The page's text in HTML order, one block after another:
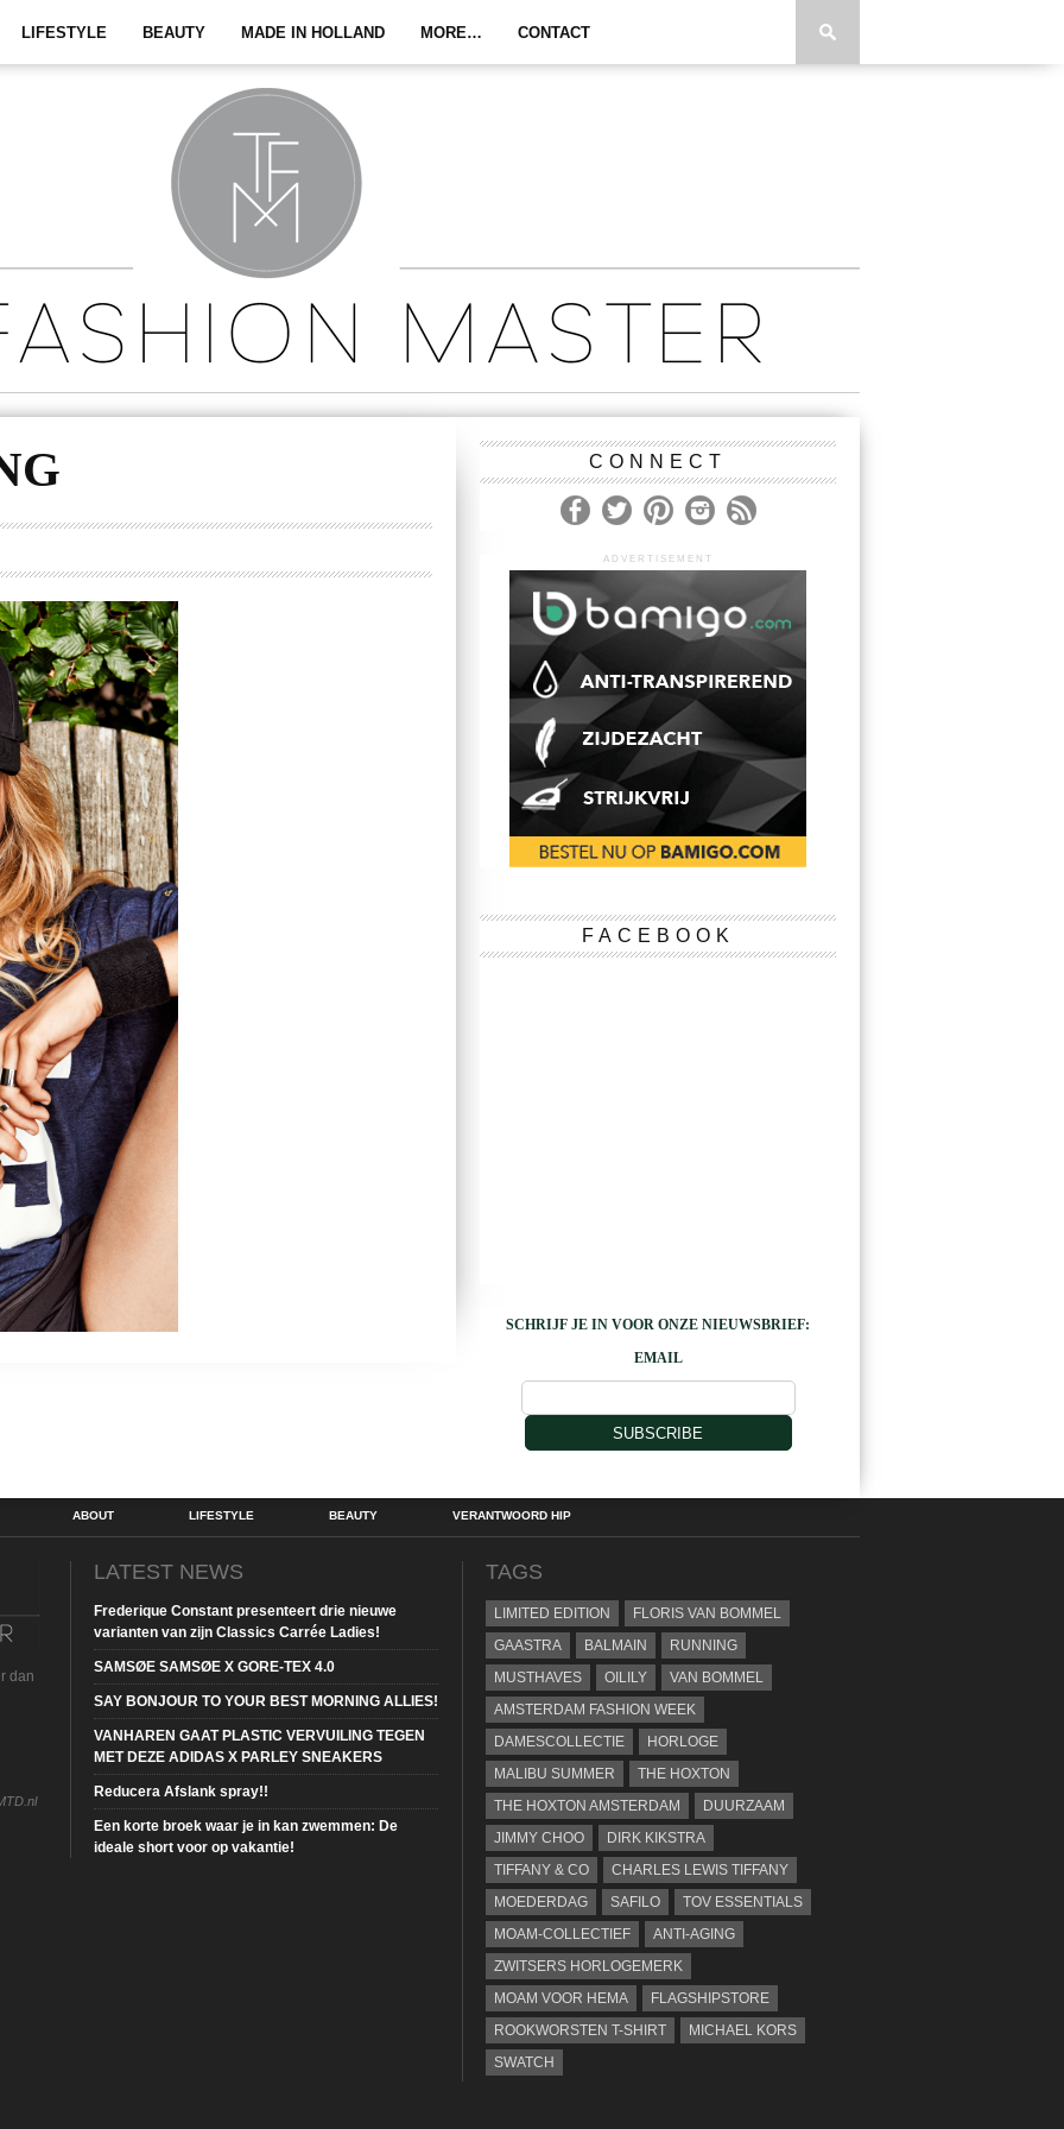
LIFESTYLE BEAUTY MADE IN HOLLAND MORE… CONTACT
CONNECT
ADVERTISEMENT
FACEBOOK
SCHRIJF JE IN VOOR ONZE NIEUWSBRIEF:
EMAIL
SUBSCRIBE
ABOUT LIFESTYLE BEAUTY VERANTWOORD HIP
dan
LATEST NEWS
Frederique Constant presenteert drie nieuwe
varianten van zijn Classics Carrée Ladies!
SAMSØE SAMSØE X GORE-TEX 4.0
SAY BONJOUR TO YOUR BEST MORNING ALLIES!
VANHAREN GAAT PLASTIC VERVUILING TEGEN
MET DEZE ADIDAS X PARLEY SNEAKERS
Reducera Afslank spray!!
Een korte broek waar je in kan zwemmen: De
ideale short voor op vakantie!
TAGS
LIMITED EDITION
FLORIS VAN BOMMEL
GAASTRA
BALMAIN
RUNNING
MUSTHAVES
OILILY
VAN BOMMEL
AMSTERDAM FASHION WEEK
DAMESCOLLECTIE
HORLOGE
MALIBU SUMMER
THE HOXTON
THE HOXTON AMSTERDAM
DUURZAAM
JIMMY CHOO
DIRK KIKSTRA
TIFFANY & CO
CHARLES LEWIS TIFFANY
MOEDERDAG
SAFILO
TOV ESSENTIALS
MOAM-COLLECTIEF
ANTI-AGING
ZWITSERS HORLOGEMERK
MOAM VOOR HEMA
FLAGSHIPSTORE
ROOKWORSTEN T-SHIRT
MICHAEL KORS
SWATCH